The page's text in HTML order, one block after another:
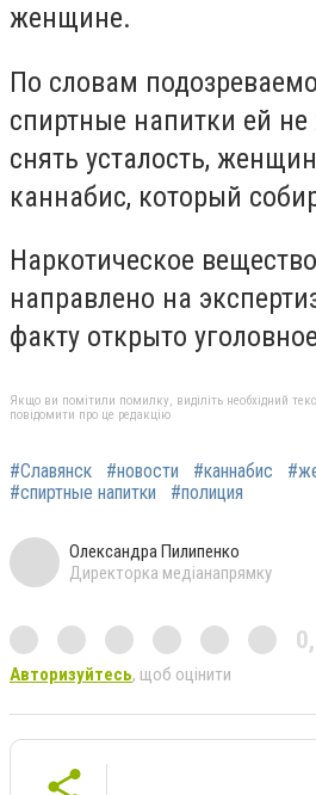
женщине.
По словам
спиртные напитки ей не
снять усталость,
каннабис, который
Наркотическое
направлено на
факту открыто
Якщо ви помітили помилку, виділіть необхідний
повідомити про це редакцію
#Славянск #новости #каннабис
#спиртные напитки
#полиция
Олександра Пилипенко
Директорка медіанапрямку
Авторизуйтесь, щоб оцінити